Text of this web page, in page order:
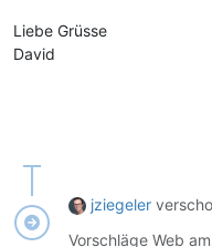
Liebe Grüsse
David
jziegeler
Vorschläge Web am